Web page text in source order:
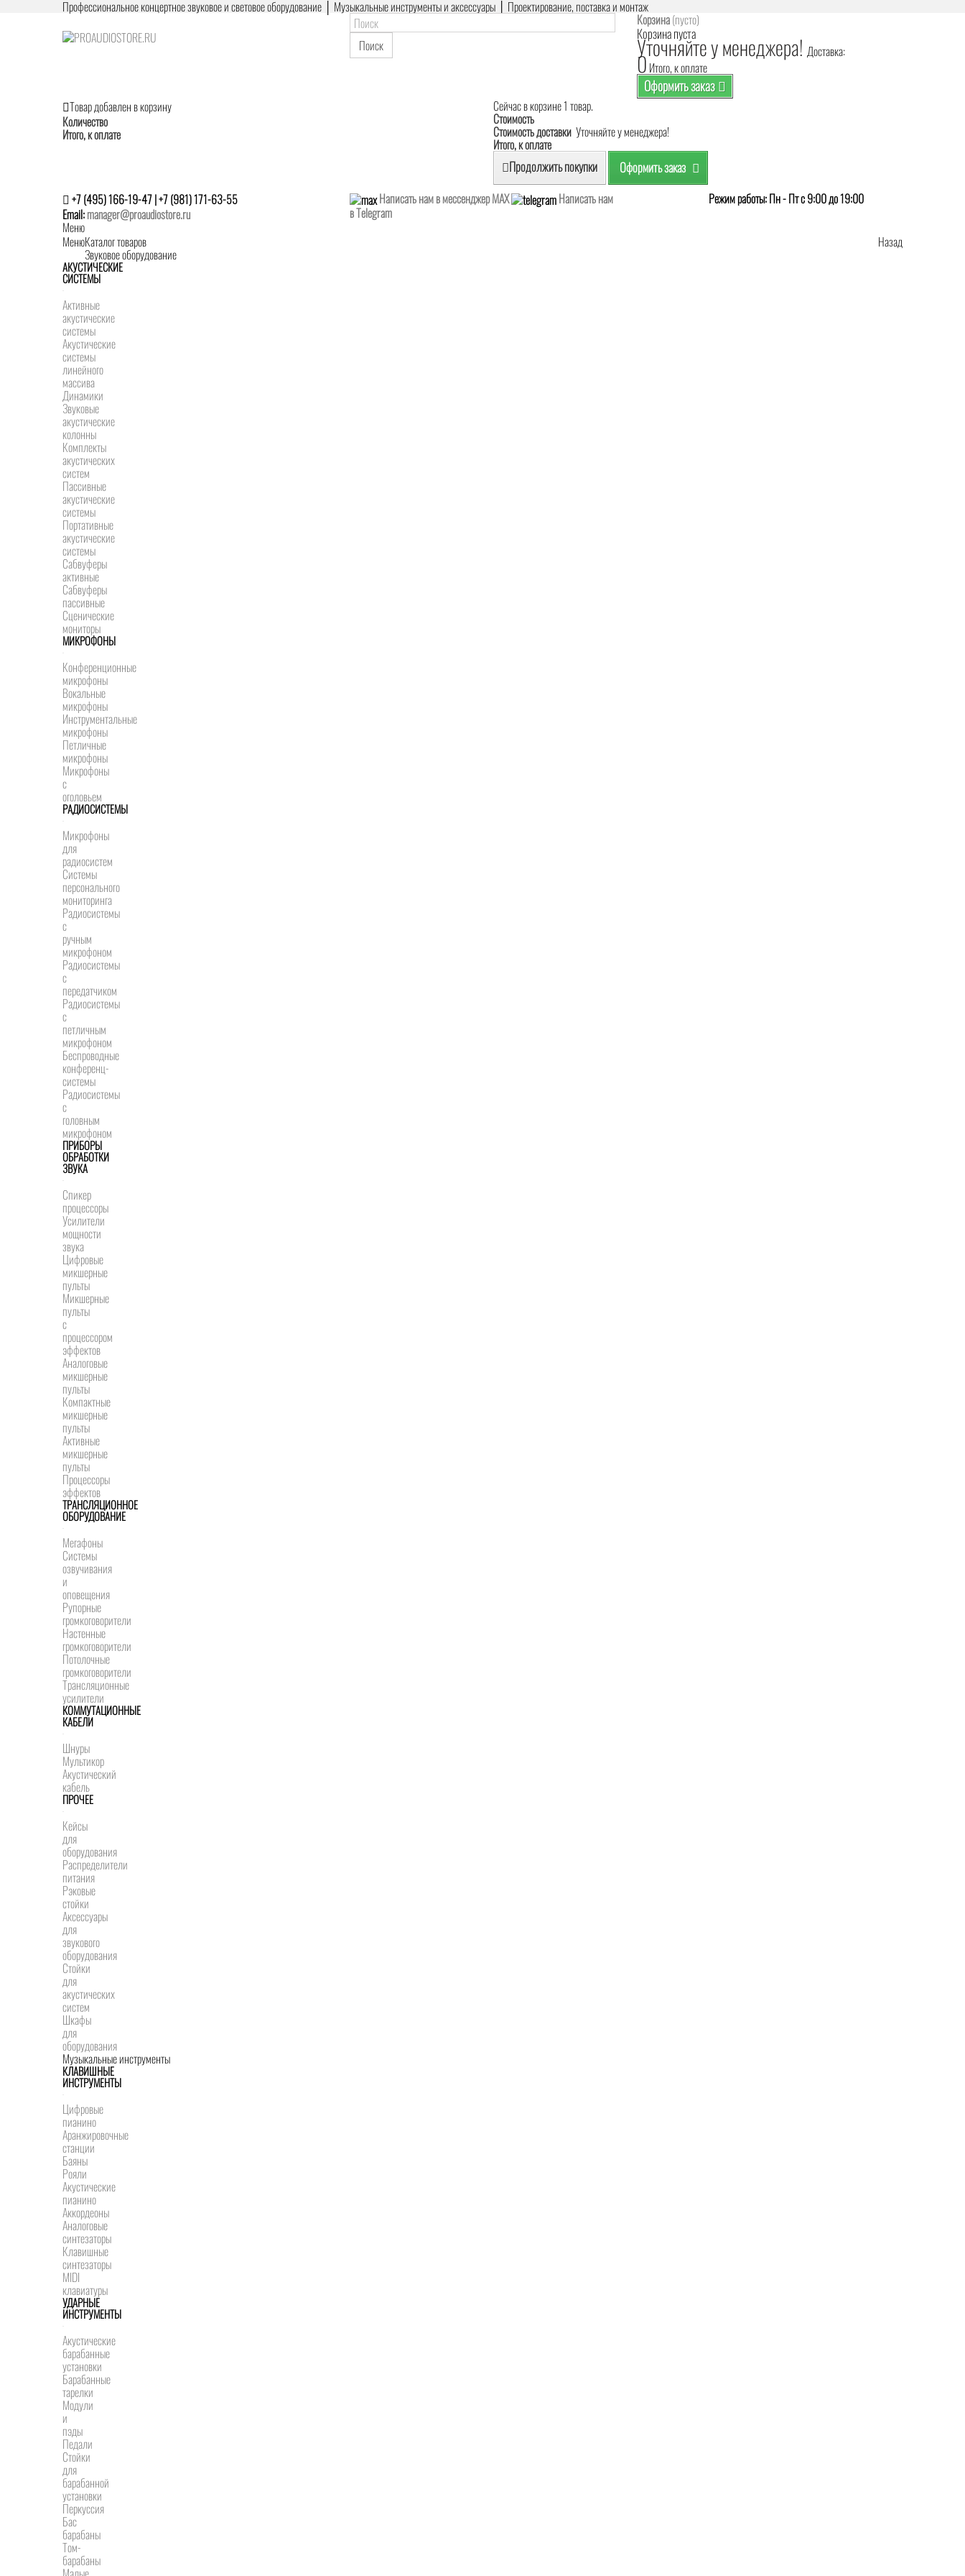
Профессиональное концертное звуковое и световое оборудование │ Музыкальные инструменты и аксессуары │ Проектирование, поставка и монтаж
Поиск
Корзина(пусто)
Корзина пуста
Уточняйте у менеджера! Доставка:
0 Итого, к оплате
Оформить заказ
Товар добавлен в корзину
Количество
Итого, к оплате
Сейчас в корзине 1 товар.
Стоимость
Стоимость доставки Уточняйте у менеджера!
Итого, к оплате
Продолжить покупки Оформить заказ
+7 (495) 166-19-47 | +7 (981) 171-63-55
Email:manager@proaudiostore.ru
Написать нам в мессенджер MAX
Написать нам
в Telegram
Режим работы: Пн - Пт с 9:00 до 19:00
Меню
Меню
Назад
Каталог товаров
Звуковое оборудование
АКУСТИЧЕСКИЕ
СИСТЕМЫ
Активные
акустические
системы
Акустические
системы
линейного
массива
Динамики
Звуковые
акустические
колонны
Комплекты
акустических
систем
Пассивные
акустические
системы
Портативные
акустические
системы
Сабвуферы
активные
Сабвуферы
пассивные
Сценические
мониторы
МИКРОФОНЫ
Конференционные
микрофоны
Вокальные
микрофоны
Инструментальные
микрофоны
Петличные
микрофоны
Микрофоны
с
оголовьем
РАДИОСИСТЕМЫ
Микрофоны
для
радиосистем
Системы
персонального
мониторинга
Радиосистемы
c
ручным
микрофоном
Радиосистемы
с
передатчиком
Радиосистемы
с
петличным
микрофоном
Беспроводные
конференц-
системы
Радиосистемы
с
головным
микрофоном
ПРИБОРЫ
ОБРАБОТКИ
ЗВУКА
Спикер
процессоры
Усилители
мощности
звука
Цифровые
микшерные
пульты
Микшерные
пульты
с
процессором
эффектов
Аналоговые
микшерные
пульты
Компактные
микшерные
пульты
Активные
микшерные
пульты
Процессоры
эффектов
ТРАНСЛЯЦИОННОЕ
ОБОРУДОВАНИЕ
Мегафоны
Системы
озвучивания
и
оповещения
Рупорные
громкоговорители
Настенные
громкоговорители
Потолочные
громкоговорители
Трансляционные
усилители
КОММУТАЦИОННЫЕ
КАБЕЛИ
Шнуры
Мультикор
Акустический
кабель
ПРОЧЕЕ
Кейсы
для
оборудования
Распределители
питания
Рэковые
стойки
Аксессуары
для
звукового
оборудования
Стойки
для
акустических
систем
Шкафы
для
оборудования
Музыкальные инструменты
КЛАВИШНЫЕ
ИНСТРУМЕНТЫ
Цифровые
пианино
Аранжировочные
станции
Баяны
Рояли
Акустические
пианино
Аккордеоны
Аналоговые
синтезаторы
Клавишные
синтезаторы
MIDI
клавиатуры
УДАРНЫЕ
ИНСТРУМЕНТЫ
Акустические
барабанные
установки
Барабанные
тарелки
Модули
и
пэды
Педали
Стойки
для
барабанной
установки
Перкуссия
Бас
барабаны
Том-
барабаны